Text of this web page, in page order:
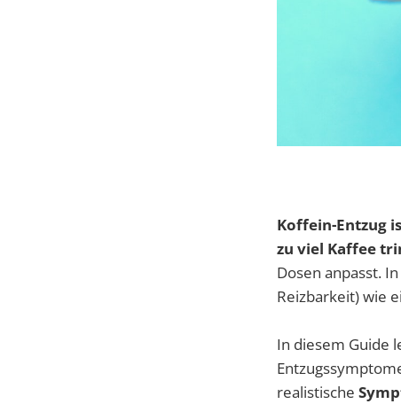
Koffein-Entzug
zu viel Kaffee
Dosen anpasst.
Reizbarkeit) wie
In diesem Guide
realistische